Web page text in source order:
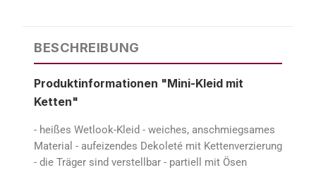
BESCHREIBUNG
Produktinformationen "Mini-Kleid mit
Ketten"
- heißes Wetlook-Kleid - weiches, anschmiegsames
Material - aufeizendes Dekoleté mit Kettenverzierung
- die Träger sind verstellbar - partiell mit Ösen